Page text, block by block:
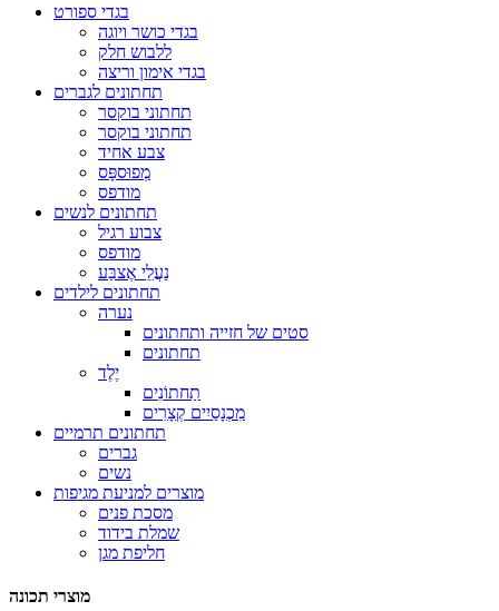
בגדי ספורט
בגדי כושר ויוגה
ללבוש חלק
בגדי אימון וריצה
תחתונים לגברים
תחתוני בוקסר
תחתוני בוקסר
צבע אחיד
מְפוּספָּס
מודפס
תחתונים לנשים
צבוע רגיל
מודפס
נַעֲלֵי אֶצבַּע
תחתונים לילדים
נערה
סטים של חזייה ותחתונים
תחתונים
יֶלֶד
תַחתוֹנִים
מִכְנָסַיִים קְצָרִים
תחתונים תרמיים
גברים
נשים
מוצרים למניעת מגיפות
מסכת פנים
שמלת בידוד
חליפת מגן
מוצרי תכונה